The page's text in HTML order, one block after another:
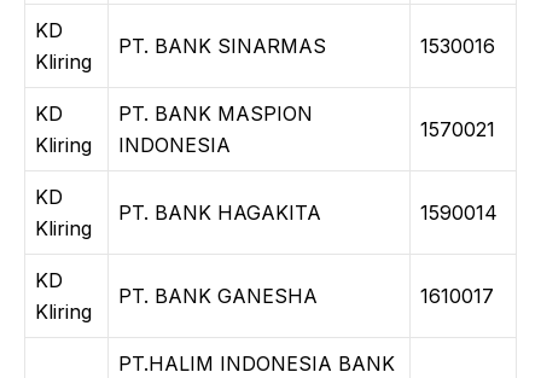
KD
Kliring
PT. BANK SINARMAS 1530016
KD
Kliring
PT. BANK MASPION
INDONESIA
1570021
KD
Kliring
PT. BANK HAGAKITA 1590014
KD
Kliring
PT. BANK GANESHA 1610017
PT.HALIM INDONESIA BANK